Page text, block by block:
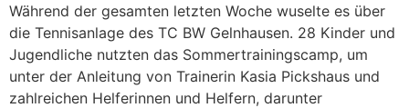
Während der gesamten letzten Woche wuselte es über
die Tennisanlage des TC BW Gelnhausen. 28 Kinder und
Jugendliche nutzten das Sommertrainingscamp, um
unter der Anleitung von Trainerin Kasia Pickshaus und
zahlreichen Helferinnen und Helfern, darunter